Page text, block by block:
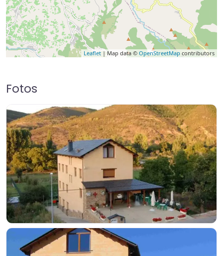
Leaflet | Map data © OpenStreetMap contributors
Fotos